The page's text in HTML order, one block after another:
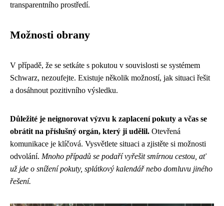
transparentního prostředí.
Možnosti obrany
V případě, že se setkáte s pokutou v souvislosti se systémem
Schwarz, nezoufejte. Existuje několik možností, jak situaci řešit
a dosáhnout pozitivního výsledku.
Důležité je neignorovat výzvu k zaplacení pokuty a včas se
obrátit na příslušný orgán, který ji udělil. Otevřená
komunikace je klíčová. Vysvětlete situaci a zjistěte si možnosti
odvolání. Mnoho případů se podaří vyřešit smírnou cestou, ať
už jde o snížení pokuty, splátkový kalendář nebo domluvu jiného
řešení.